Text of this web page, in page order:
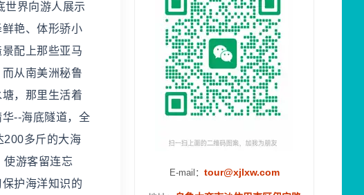
世界向游人展示
艳、体形骄小
配上那些亚马
从南美洲秘鲁
，那里生活着
--海底隧道，全
200多斤的大海
使游客留连忘
护海洋知识的
E-mail： tour@xjlxw.com